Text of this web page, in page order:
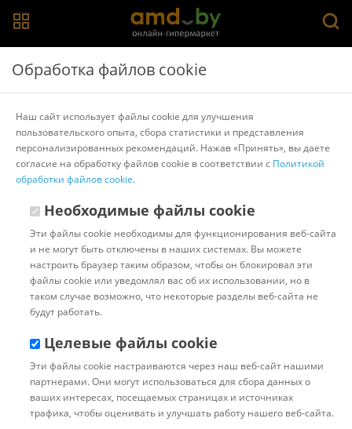
Главная > Каталог товаров Фены
Другие товары Sonifer
Обработка файлов cookie
Наш сайт использует файлы cookie для улучшения
пользовательского опыта, сбора статистики и представления
персонализированных рекомендаций. Нажав «Принять», вы даете
согласие на обработку файлов cookie в соответствии с Политикой
обработки файлов cookie.
Необходимые файлы cookie
Эти файлы cookie необходимы для функционирования веб-сайта
и не могут быть отключены в наших системах. Вы можете
настроить браузер таким образом, чтобы он блокировал эти
файлы cookie или уведомлял вас об их использовании, но в
таком случае возможно, что некоторые разделы веб-сайта не
будут работать.
Целевые файлы cookie
Эти файлы cookie настраиваются через наш веб-сайт нашими
партнерами. Они могут использоваться для сбора данных о
ваших интересах, посещаемых страницах и источниках
трафика, чтобы оценивать и улучшать работу нашего веб-сайта.